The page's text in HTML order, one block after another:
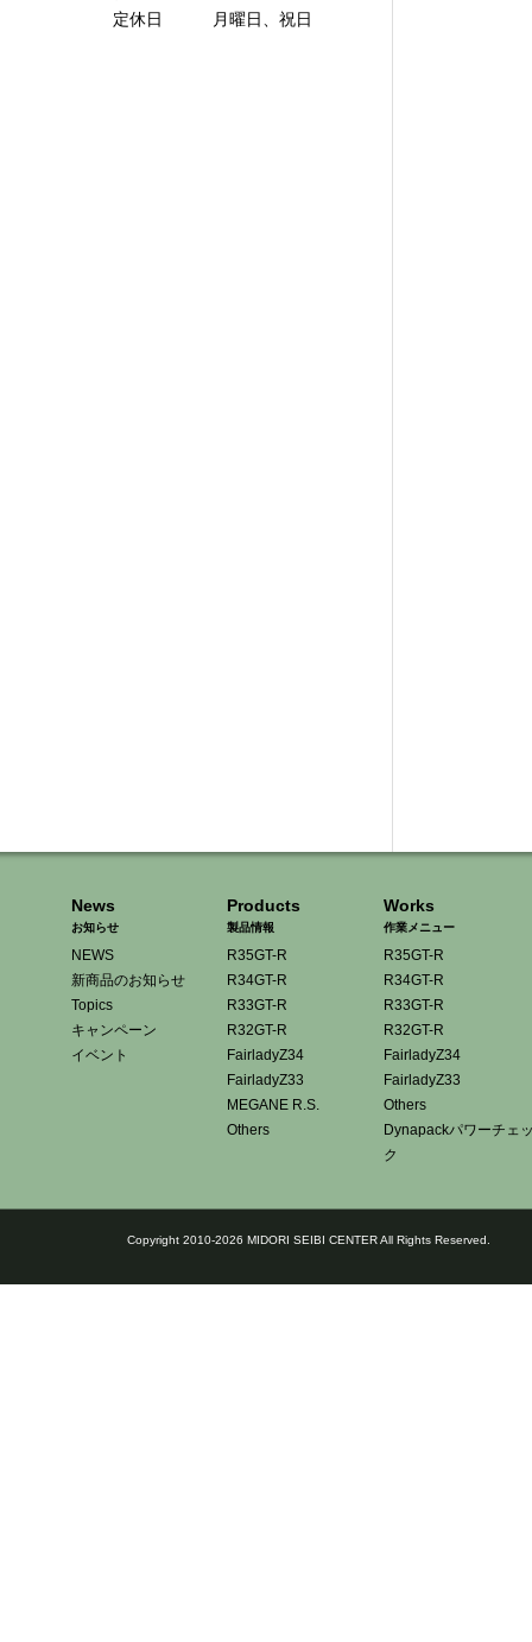
定休日 月曜日、祝日
News
お知らせ
NEWS
新商品のお知らせ
Topics
キャンペーン
イベント
Products
製品情報
R35GT-R
R34GT-R
R33GT-R
R32GT-R
FairladyZ34
FairladyZ33
MEGANE R.S.
Others
Works
作業メニュー
R35GT-R
R34GT-R
R33GT-R
R32GT-R
FairladyZ34
FairladyZ33
Others
Dynapackパワーチェ
ク
Copyright 2010-2026 MIDORI SEIBI CENTER All Rights Reserved.